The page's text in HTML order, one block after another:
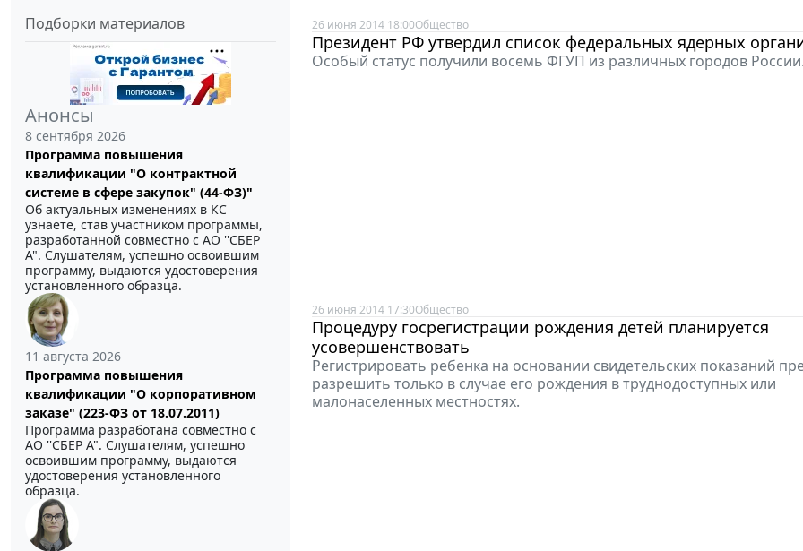
Подборки материалов
Анонсы
8 сентября 2026
Программа повышения
квалификации "О контрактной
системе в сфере закупок" (44-ФЗ)"
Об актуальных изменениях в КС
узнаете, став участником программы,
разработанной совместно с АО ''СБЕР
А". Слушателям, успешно освоившим
программу, выдаются удостоверения
установленного образца.
11 августа 2026
Программа повышения
квалификации "О корпоративном
заказе" (223-ФЗ от 18.07.2011)
Программа разработана совместно с
АО ''СБЕР А". Слушателям, успешно
освоившим программу, выдаются
удостоверения установленного
образца.
26 июня 2014 18:00Общество
Президент РФ утвердил список федеральных ядерных
Особый статус получили восемь ФГУП из различных городов России.
26 июня 2014 17:30Общество
Процедуру госрегистрации рождения детей планируется
усовершенствовать
Регистрировать ребенка на основании свидетельских показаний
разрешить только в случае его рождения в труднодоступных или
малонаселенных местностях.